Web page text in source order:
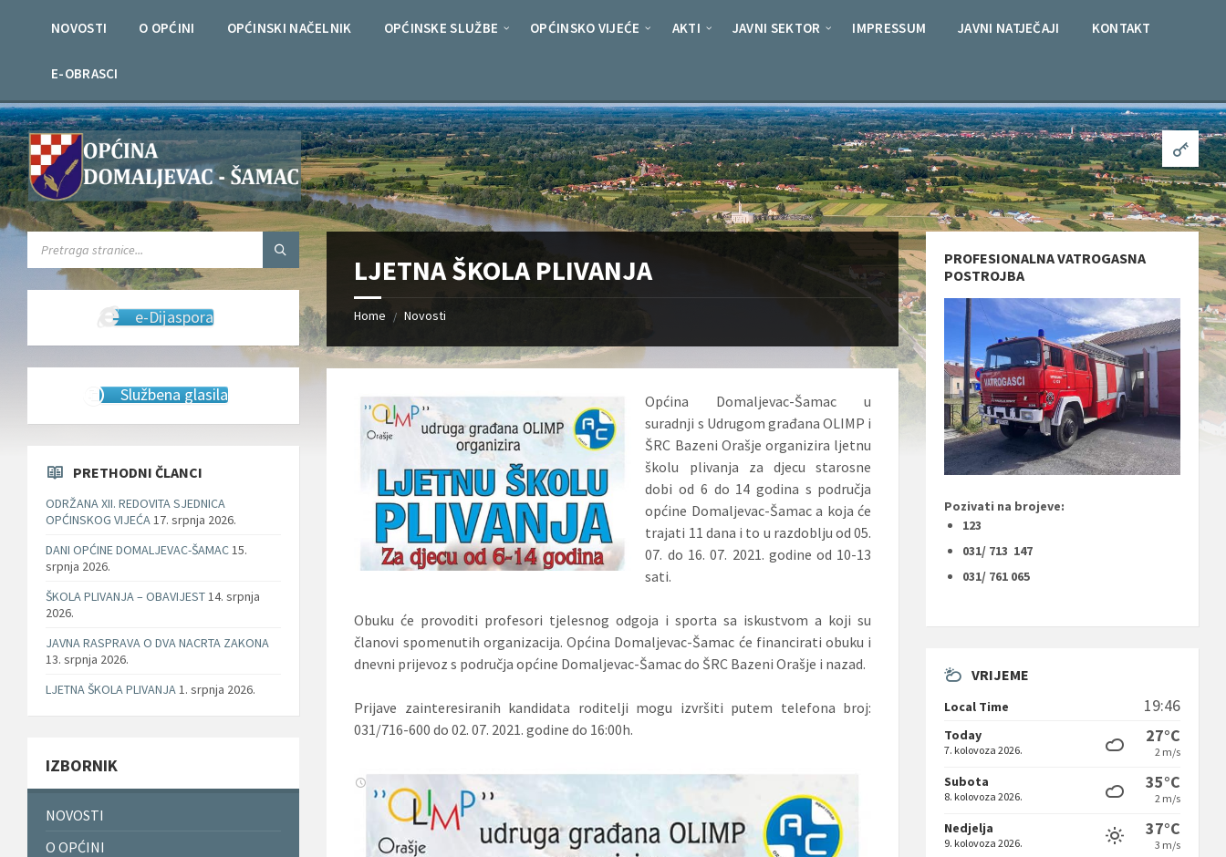
NOVOSTI O OPĆINI OPĆINSKI NAČELNIK OPĆINSKE SLUŽBE OPĆINSKO VIJEĆE AKTI JAVNI SEKTOR IMPRESSUM JAVNI NATJEČAJI KONTAKT
E-OBRASCI
LJETNA ŠKOLA PLIVANJA
Home / Novosti
Općina Domaljevac-Šamac u
suradnji s Udrugom građana OLIMP i
ŠRC Bazeni Orašje organizira ljetnu
školu plivanja za djecu starosne
dobi od 6 do 14 godina s područja
općine Domaljevac-Šamac a koja će
trajati 11 dana i to u razdoblju od 05.
07. do 16. 07. 2021. godine od 10-13
sati.
Obuku će provoditi profesori tjelesnog odgoja i sporta sa iskustvom a koji su
članovi spomenutih organizacija. Općina Domaljevac-Šamac će financirati obuku i
dnevni prijevoz s područja općine Domaljevac-Šamac do ŠRC Bazeni Orašje i nazad.
Prijave zainteresiranih kandidata roditelji mogu izvršiti putem telefona broj:
031/716-600 do 02. 07. 2021. godine do 16:00h.
SEARCH:
e-Dijaspora
Službena glasila
PRETHODNI ČLANCI
ODRŽANA XII. REDOVITA SJEDNICA
OPĆINSKOG VIJEĆA17. srpnja 2026.
DANI OPĆINE DOMALJEVAC-ŠAMAC15.
srpnja 2026.
ŠKOLA PLIVANJA – OBAVIJEST14. srpnja
2026.
JAVNA RASPRAVA O DVA NACRTA ZAKONA
13. srpnja 2026.
LJETNA ŠKOLA PLIVANJA1. srpnja 2026.
IZBORNIK
NOVOSTI
O OPĆINI
PROFESIONALNA VATROGASNA
POSTROJBA
Pozivati na brojeve:
123
031/ 713 147
031/ 761 065
VRIJEME
Local Time 19:46
Today
7. kolovoza 2026.
27°C
2 m/s
Subota
8. kolovoza 2026.
35°C
2 m/s
Nedjelja
9. kolovoza 2026.
37°C
3 m/s